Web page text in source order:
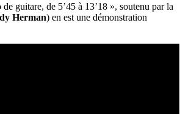
guitare, de 5’45 à 13’18 », soutenu par la
Herman) en est une démonstration